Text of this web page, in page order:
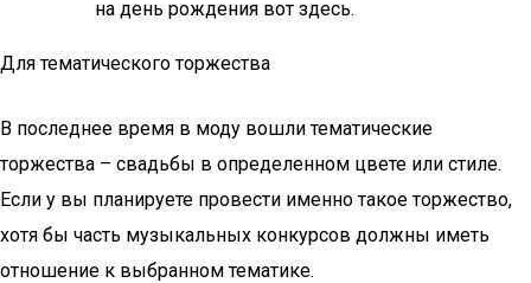
на день рождения вот здесь.
Для тематического торжества
В последнее время в моду вошли тематические
торжества – свадьбы в определенном цвете или стиле.
Если у вы планируете провести именно такое торжество,
хотя бы часть музыкальных конкурсов должны иметь
отношение к выбранном тематике.